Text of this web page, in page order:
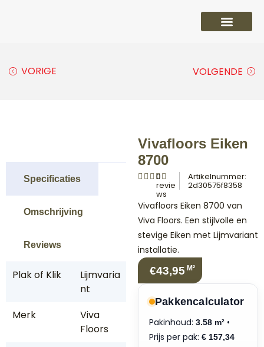
VORIGE VOLGENDE
Specificaties
Omschrijving
Reviews
Plak of Klik
Lijmvaria
nt
Merk
Viva
Floors
Vivafloors Eiken
8700
0
revie
ws
Artikelnummer:
2d30575f8358
Vivafloors Eiken 8700 van
Viva Floors. Een stijlvolle en
stevige Eiken met Lijmvariant
installatie.
€43,95 M²
Pakkencalculator
Pakinhoud: 3.58 m² •
Prijs per pak: € 157,34